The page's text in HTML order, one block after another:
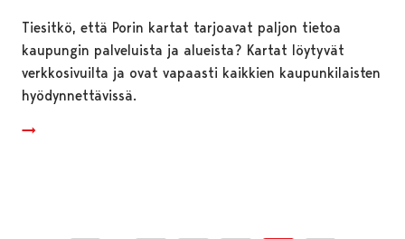
Tiesitkö, että Porin kartat tarjoavat paljon tietoa
kaupungin palveluista ja alueista? Kartat löytyvät
verkkosivuilta ja ovat vapaasti kaikkien kaupunkilaisten
hyödynnettävissä.